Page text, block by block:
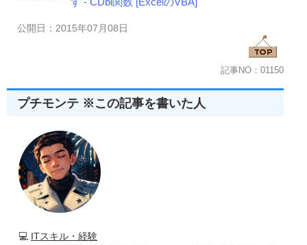
公開日：2015年07月08日
記事NO：01150
プチモンテ ※この記事を書いた人
💻 ITスキル・経験